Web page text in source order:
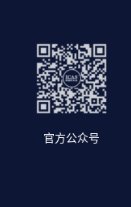
官方公众号